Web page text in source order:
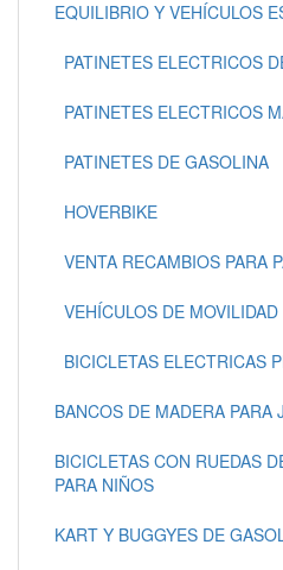
EQUILIBRIO Y VEHÍCULOS
PATINETES ELECTRICOS
PATINETES ELECTRICOS
PATINETES DE GASOLINA
HOVERBIKE
VENTA RECAMBIOS PARA
VEHÍCULOS DE
BICICLETAS ELECTRICAS
BANCOS DE MADERA PARA
BICICLETAS CON RUEDAS
PARA NIÑOS
KART Y BUGGYES DE